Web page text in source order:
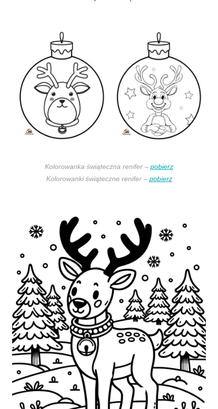
Kolorowanka świąteczna renifer – pobierz
Kolorowanki świąteczne renifer – pobierz